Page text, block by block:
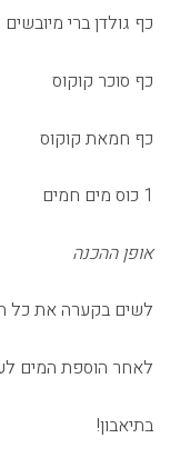
כף גולדן ברי מיובשים
כף סוכר קוקוס
כף חמאת קוקוס
1 כוס מים חמים
אופן ההכנה
לשים בקערה את כל
לאחר הוספת המים
בתיאבון!